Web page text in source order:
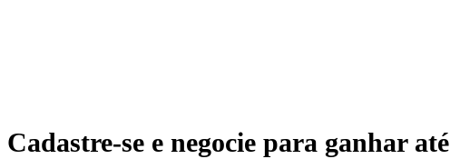
Cadastre-se e negocie para ganhar até